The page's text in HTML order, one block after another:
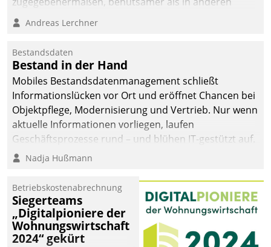
Branchen.
Andreas Lerchner
Bestandsdaten
Bestand in der Hand
Mobiles Bestandsdatenmanagement schließt
Informationslücken vor Ort und eröffnet Chancen bei
Objektpflege, Modernisierung und Vertrieb. Nur wenn
aktuelle Informationen vorliegen, laufen
Geschäftsprozesse rund – und blühen IT-gestützt auf.
Nadja Hußmann
Betriebskostenabrechnung
Siegerteams
„Digitalpioniere der
Wohnungswirtschaft
2024“ gekürt